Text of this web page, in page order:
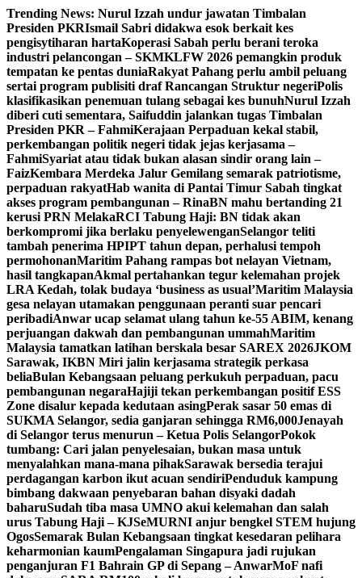
Skip
to
content
Trending News: Nurul Izzah undur jawatan Timbalan
Presiden PKRIsmail Sabri didakwa esok berkait kes
pengisytiharan hartaKoperasi Sabah perlu berani teroka
industri pelancongan – SKMKLFW 2026 pemangkin produk
tempatan ke pentas duniaRakyat Pahang perlu ambil peluang
sertai program publisiti draf Rancangan Struktur negeriPolis
klasifikasikan penemuan tulang sebagai kes bunuhNurul Izzah
diberi cuti sementara, Saifuddin jalankan tugas Timbalan
Presiden PKR – FahmiKerajaan Perpaduan kekal stabil,
perkembangan politik negeri tidak jejas kerjasama –
FahmiSyariat atau tidak bukan alasan sindir orang lain –
FaizKembara Merdeka Jalur Gemilang semarak patriotisme,
perpaduan rakyatHab wanita di Pantai Timur Sabah tingkat
akses program pembangunan – RinaBN mahu bertanding 21
kerusi PRN MelakaRCI Tabung Haji: BN tidak akan
berkompromi jika berlaku penyelewenganSelangor teliti
tambah penerima HPIPT tahun depan, perhalusi tempoh
permohonanMaritim Pahang rampas bot nelayan Vietnam,
hasil tangkapanAkmal pertahankan tegur kelemahan projek
LRA Kedah, tolak budaya ‘business as usual’Maritim Malaysia
gesa nelayan utamakan penggunaan peranti suar pencari
peribadiAnwar ucap selamat ulang tahun ke-55 ABIM, kenang
perjuangan dakwah dan pembangunan ummahMaritim
Malaysia tamatkan latihan berskala besar SAREX 2026JKOM
Sarawak, IKBN Miri jalin kerjasama strategik perkasa
beliaBulan Kebangsaan peluang perkukuh perpaduan, pacu
pembangunan negaraHajiji tekan perkembangan positif ESS
Zone disalur kepada kedutaan asingPerak sasar 50 emas di
SUKMA Selangor, sedia ganjaran sehingga RM6,000Jenayah
di Selangor terus menurun – Ketua Polis SelangorPokok
tumbang: Cari jalan penyelesaian, bukan masa untuk
menyalahkan mana-mana pihakSarawak bersedia terajui
perdagangan karbon ikut acuan sendiriPenduduk kampung
bimbang dakwaan penyebaran bahan disyaki dadah
baharuSudah tiba masa UMNO akui kelemahan dan salah
urus Tabung Haji – KJSeMURNI anjur bengkel STEM hujung
OgosSemarak Bulan Kebangsaan tingkat kesedaran pelihara
keharmonian kaumPengalaman Singapura jadi rujukan
penganjuran F1 Bahrain GP di Sepang – AnwarMoF nafi